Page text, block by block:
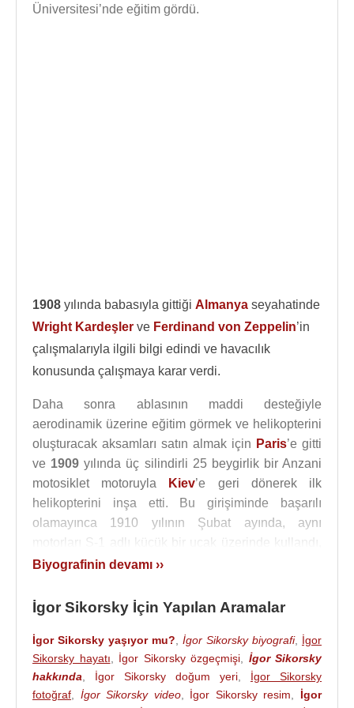
Üniversitesi’nde eğitim gördü.
1908 yılında babasıyla gittiği Almanya seyahatinde
Wright Kardeşler ve Ferdinand von Zeppelin’in
çalışmalarıyla ilgili bilgi edindi ve havacılık
konusunda çalışmaya karar verdi.
Daha sonra ablasının maddi desteğiyle
aerodinamik üzerine eğitim görmek ve helikopterini
oluşturacak aksamları satın almak için Paris’e gitti
ve 1909 yılında üç silindirli 25 beygirlik bir Anzani
motosiklet motoruyla
Kiev’e geri dönerek ilk
helikopterini inşa etti. Bu girişiminde başarılı
olamayınca 1910 yılının Şubat ayında, aynı
motorları S-1 adlı küçük bir uçak üzerinde kullandı,
fakat S-1 de hiçbir zaman havalanmayı
sadece kısa bir süre için havalanabilse de, 50
tam anlamıyla havalanmayı başardı.
100 beygirlik Argus motoruna sahip olan S-6 ise
1911yılının Kasım ayında uçmaya başladı.
Biyografinin devamı ››
İgor Sikorsky İçin Yapılan Aramalar
İgor Sikorsky yaşıyor mu? İgor Sikorsky biyografi, İgor
Sikorsky hayatı
İgor Sikorsky özgeçmişi
İgor Sikorsky
hakkında
İgor Sikorsky doğum yeri
İgor Sikorsky
fotoğraf
İgor Sikorsky video, İgor Sikorsky resim
İgor